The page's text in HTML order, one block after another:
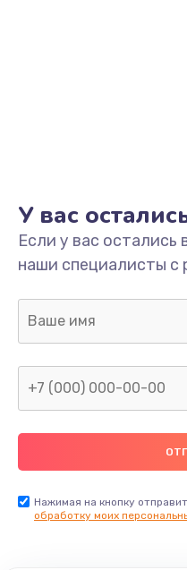
Не
У вас
Если у вас
наши специалисты с
Нажимая на кнопку
обработку моих